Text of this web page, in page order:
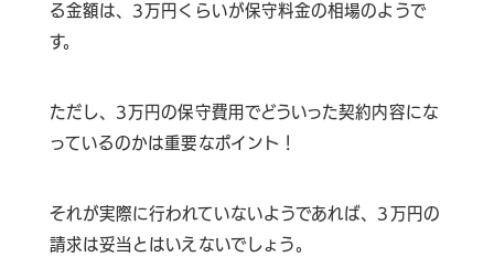
る金額は、 3万円くらいが保守料金の相場のようで
す。
ただし、3万円の保守費用でどういった契約内容にな
っているのかは重要なポイント！
それが実際に行われていないようであれば、3万円の
請求は妥当とはいえないでしょう。